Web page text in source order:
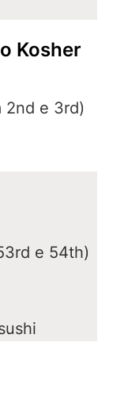
Kosher
2nd e 3rd)
e 54th)